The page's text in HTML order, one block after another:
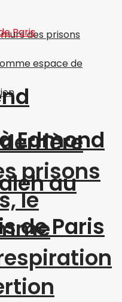
prisons
le
Edmond
au
de Paris